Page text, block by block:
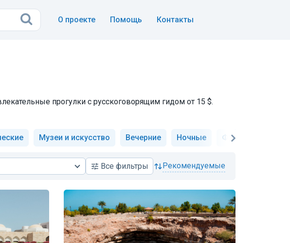
О проекте Помощь Контакты
прогулки с русскоговорящим гидом от 15 $.
Музеи и искусство Вечерние Ночные Фотосессии
Все фильтры рекомендуемые